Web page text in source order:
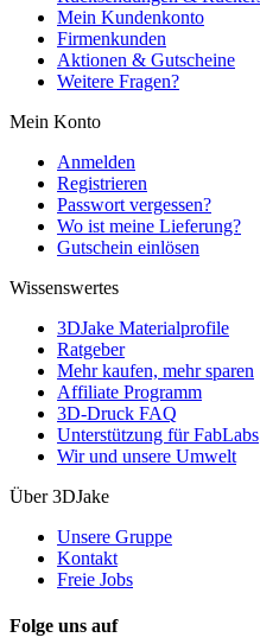
Mein Kundenkonto
Firmenkunden
Aktionen & Gutscheine
Weitere Fragen?
Mein Konto
Anmelden
Registrieren
Passwort vergessen?
Wo ist meine Lieferung?
Gutschein einlösen
Wissenswertes
3DJake Materialprofile
Ratgeber
Mehr kaufen, mehr sparen
Affiliate Programm
3D-Druck FAQ
Unterstützung für FabLabs
Wir und unsere Umwelt
Über 3DJake
Unsere Gruppe
Kontakt
Freie Jobs
Folge uns auf